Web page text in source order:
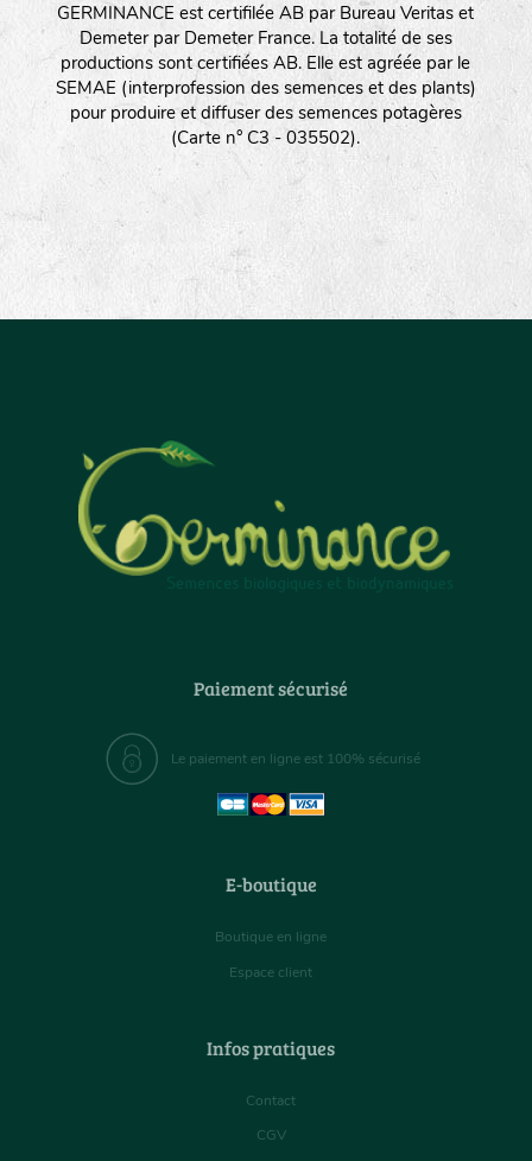
GERMINANCE est certifilée AB par Bureau Veritas et
Demeter par Demeter France. La totalité de ses
productions sont certifiées AB. Elle est agréée par le
SEMAE (interprofession des semences et des plants)
pour produire et diffuser des semences potagères
(Carte n° C3 - 035502).
Paiement sécurisé
Le paiement en ligne est 100% sécurisé
E-boutique
Boutique en ligne
Espace client
Infos pratiques
Contact
CGV